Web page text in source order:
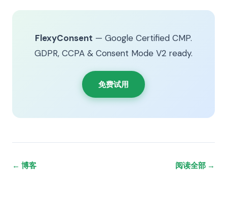
FlexyConsent — Google Certified CMP.
GDPR, CCPA & Consent Mode V2 ready.
免费试用
← 博客 阅读全部 →